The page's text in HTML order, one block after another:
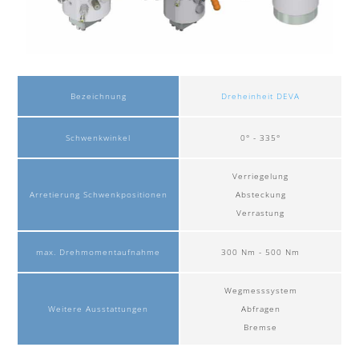
Bezeichnung
Schwenkwinkel
Arretierung Schwenkpositionen
max. Drehmomentaufnahme
Weitere Ausstattungen
Dreheinheit DEVA
0° - 335°
Verriegelung
Absteckung
Verrastung
300 Nm - 500 Nm
Wegmesssystem
Abfragen
Bremse